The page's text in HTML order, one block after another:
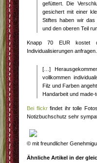
gefüttert. Die
gesichert mit einer
Stiftes haben wir das
und den oberen Teil
Knapp 70 EUR kostet
Individualisierungen
[…]
vollkommen
Filz und Farben
Handarbeit und
Bei flickrfindet ihr tolle
Notizbuchschutz sehr
© mit freundlicher
Ähnliche Artikel in der